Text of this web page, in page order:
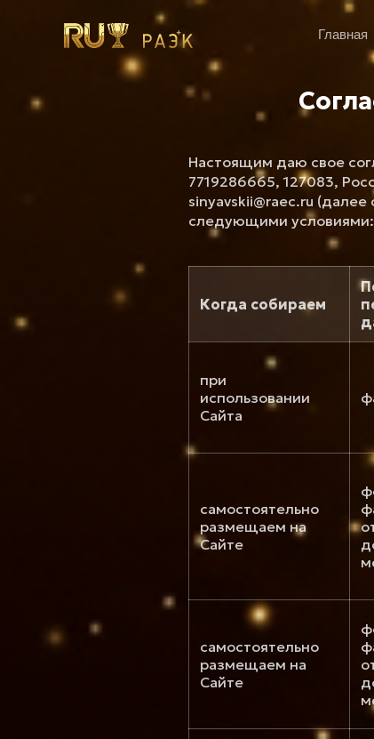
Главная
Настоящим даю свое
7719286665, 127083,
sinyavskii@raec.ru
следующими условиями:
Когда собираем
при
использовании
Сайта
самостоятельно
размещаем на
Сайте
самостоятельно
размещаем на
Сайте